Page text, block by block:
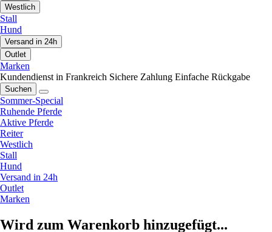
Westlich
Stall
Hund
Versand in 24h
Outlet
Marken
Kundendienst in Frankreich Sichere Zahlung Einfache Rückgabe
Suchen
Sommer-Special
Ruhende Pferde
Aktive Pferde
Reiter
Westlich
Stall
Hund
Versand in 24h
Outlet
Marken
Wird zum Warenkorb hinzugefügt...